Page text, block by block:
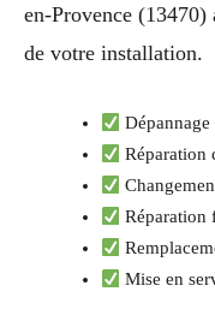
en-Provence (13470)
de votre installation.
Dépannage
Réparation
Réparation
Mise en